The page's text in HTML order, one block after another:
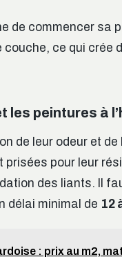
de commencer sa
couche, ce qui crée
les peintures à
de leur odeur et
pour leur
des liants. Il
délai minimal de 12
: prix au m2,